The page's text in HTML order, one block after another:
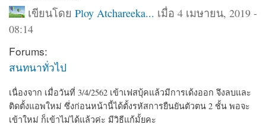
เขียนโดย Ploy Atchareeka... เมื่อ 4 เมษายน, 2019 -
08:14
Forums:
สนทนาทั่วไป
เนื่องจาก เมื่อวันที่ 3/4/2562 เข้าเฟสบุ้คแล้วมีการเด้งออก จึงลบและ
ติดตั้งแอพใหม่ ซึ่งก่อนหน้านี้ได้ตั้งรหัสการยืนยันตัวตน 2 ชั้น พอจะ
เข้าใหม่ ก็เข้าไม่ได้แล้วค่ะ มีวิธีแก้มั้ยคะ